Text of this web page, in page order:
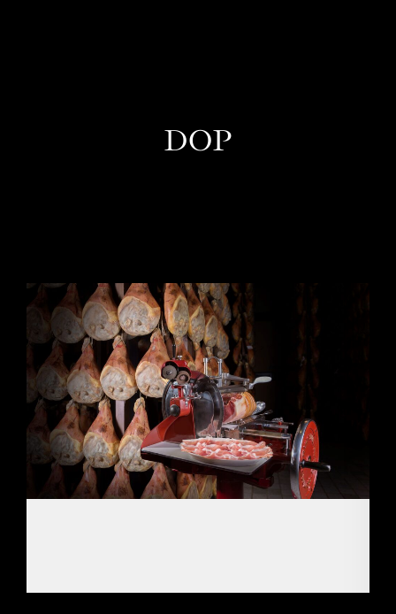
DOP
Esperienze in Giornata
Esperienze Ispirazionali
M.I.C.E.
Dimore d'Autore
Blog